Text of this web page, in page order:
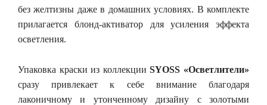
без желтизны даже в домашних условиях. В комплекте
прилагается блонд-активатор для усиления эффекта
осветления.
Упаковка краски из коллекцииSYOSS «Осветлители»
сразу привлекает к себе внимание благодаря
лаконичному и утонченному дизайну с золотыми